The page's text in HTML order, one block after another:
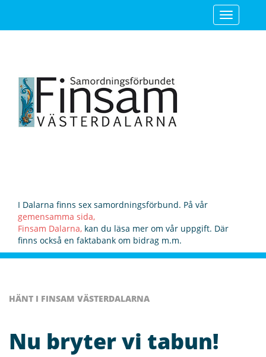
Toggle
I Dalarna finns sex samordningsförbund. På vår
gemensamma sida,
Finsam Dalarna, kan du läsa mer om vår uppgift. Där
finns också en faktabank om bidrag m.m.
HÄNT I FINSAM VÄSTERDALARNA
Nu bryter vi tabun!